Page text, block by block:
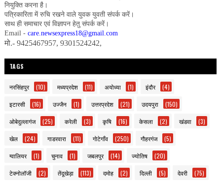
नियुक्ति करना है।
पत्रिकारिता में रुचि रखने वाले युवक युवती संपर्क करें।
साथ ही समाचार एवं विज्ञापन हेतु संपर्क करें।
Email - care.newsexpress18@gmail.com
मो.- 9425467957, 9301524242,
TAGS
नरसिंहपुर (10) मध्यप्रदेश (11) अयोध्या (1) इंदौर (4)
इटारसी (16) उज्जैन (1) उत्तरप्रदेश (21) उदयपुरा (150)
ओबेदुल्लागंज (25) करेली (3) कृषि (16) केसला (2) खंडवा (3)
खेल (24) गाडरवारा (11) गोटेगाँव (250) गौहरगंज (5)
ग्वालियर (1) चुनाव (1) जबलपुर (14) ज्योतिष (20)
टेक्नोलॉजी (2) तेंदूखेड़ा (113) दमोह (2) दिल्ली (5) देवरी (75)